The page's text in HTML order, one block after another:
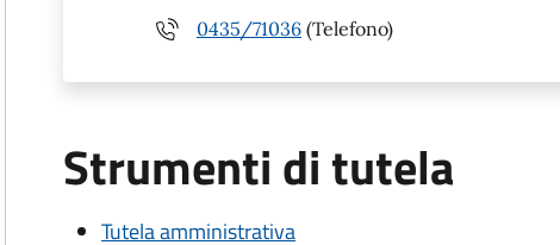
0435/71036 (Telefono)
Strumenti di tutela
Tutela amministrativa